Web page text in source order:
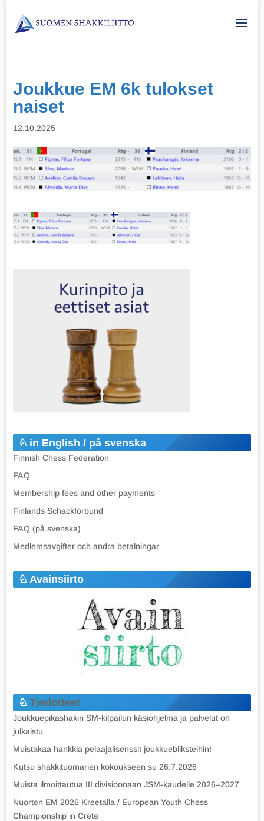
Joukkue EM 6k tulokset
naiset
12.10.2025
in English / på svenska
Finnish Chess Federation
FAQ
Membership fees and other payments
Finlands Schackförbund
FAQ (på svenska)
Medlemsavgifter och andra betalningar
Avainsiirto
Tiedotteet
Joukkuepikashakin SM-kilpailun käsiohjelma ja palvelut on
julkaistu
Muistakaa hankkia pelaajalisenssit joukkuebliksteihin!
Kutsu shakkituomarien kokoukseen su 26.7.2026
Muista ilmoittautua III divisioonaan JSM-kaudelle 2026–2027
Nuorten EM 2026 Kreetalla / European Youth Chess
Championship in Crete